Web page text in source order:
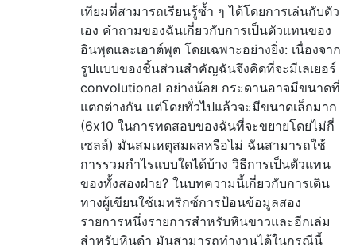
เทียมที่สามารถเรียนรู้ซ้ำ ๆ ได้โดยการเล่นกับตัว
เอง คำถามของฉันเกี่ยวกับการเป็นตัวแทนของ
อินพุตและเอาต์พุต โดยเฉพาะอย่างยิ่ง: เนื่องจาก
รูปแบบของชิ้นส่วนสำคัญฉันจึงคิดที่จะมีเลเยอร์
convolutional อย่างน้อย กระดานอาจมีขนาดที่
แตกต่างกัน แต่โดยทั่วไปแล้วจะมีขนาดเล็กมาก
(6x10 ในการทดสอบของฉันที่จะขยายโดยไม่กี่
เซลล์) มันสมเหตุสมผลหรือไม่ ฉันสามารถใช้
การรวมกำไรแบบใดได้บ้าง วิธีการเป็นตัวแทน
ของทั้งสองฝ่าย? ในบทความนี้เกี่ยวกับการเดิน
ทางผู้เขียนใช้เมทริกซ์การป้อนข้อมูลสอง
รายการหนึ่งรายการสำหรับหินขาวและอีกเล่ม
สำหรับหินดำ มันสามารถทำงานได้ในกรณีนี้